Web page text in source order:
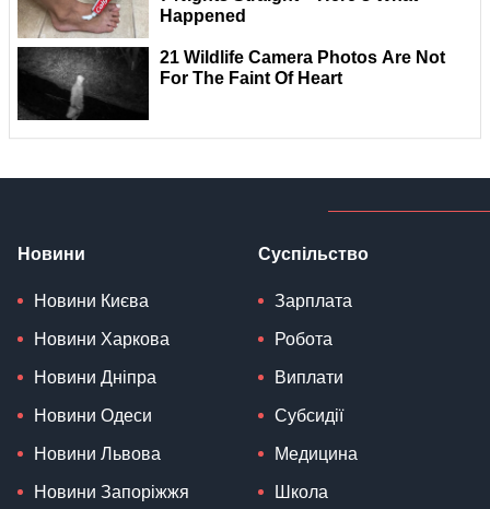
Новини
Новини Києва
Новини Харкова
Новини Дніпра
Новини Одеси
Новини Львова
Новини Запоріжжя
Суспільство
Зарплата
Робота
Виплати
Субсидії
Медицина
Школа